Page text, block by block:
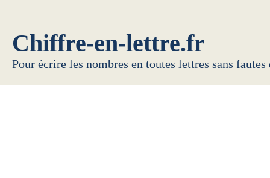
Chiffre-en-lettre.fr
Pour écrire les nombres en toutes lettres sans